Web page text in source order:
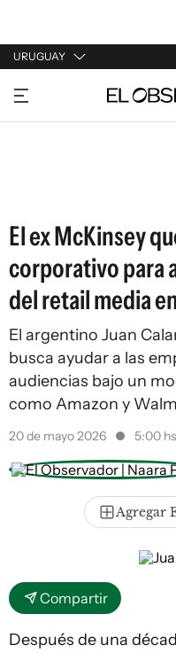
URUGUAY
URUGUAY
ARGENTINA
El ex McKinsey
corporativo para
del retail media
El argentino Juan
busca ayudar a las
audiencias bajo un
como Amazon y
20 de mayo 2026 5:00 hs
Agregar
Compartir
Después de una